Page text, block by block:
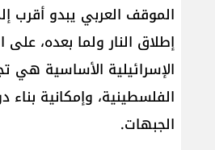
الموقف العربي يبدو
إطلاق النار ولما بعده،
الإسرائيلية الأساسية هي
الفلسطينية، وإمكانية
الجبهات.